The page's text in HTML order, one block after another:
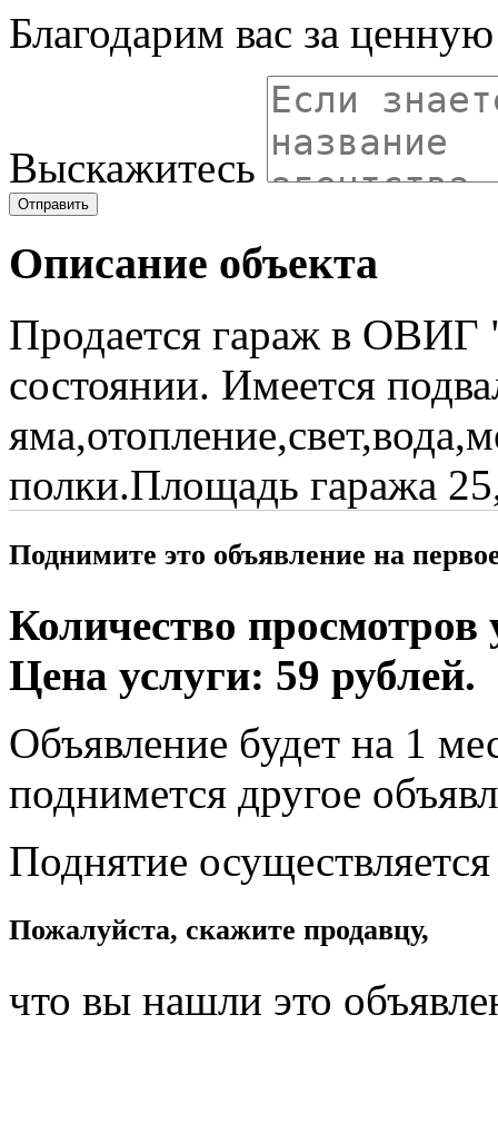
Благодарим вас за
Выскажитесь
Отправить
Описание объекта
Продается гараж в
состоянии. Имеется
полки.Площадь гаража
Поднимите это объявление на
Количество просмотров
Цена услуги: 59 рублей.
Объявление будет на 1
поднимется другое
Поднятие
Пожалуйста, скажите продавцу,
что вы нашли это